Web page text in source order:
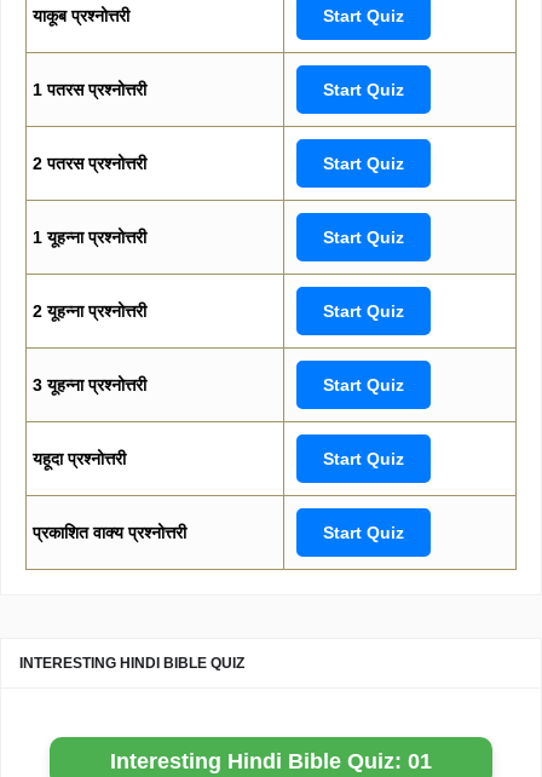
याकूब प्रश्नोत्तरी Start Quiz
1 पतरस प्रश्नोत्तरी Start Quiz
2 पतरस प्रश्नोत्तरी Start Quiz
1 यूहन्ना प्रश्नोत्तरी Start Quiz
2 यूहन्ना प्रश्नोत्तरी Start Quiz
3 यूहन्ना प्रश्नोत्तरी Start Quiz
यहूदा प्रश्नोत्तरी Start Quiz
प्रकाशित वाक्य प्रश्नोत्तरी Start Quiz
INTERESTING HINDI BIBLE QUIZ
Interesting Hindi Bible Quiz: 01